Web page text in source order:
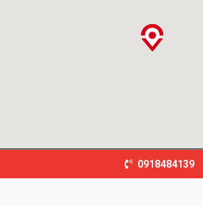
©2026King Garden
0918484139